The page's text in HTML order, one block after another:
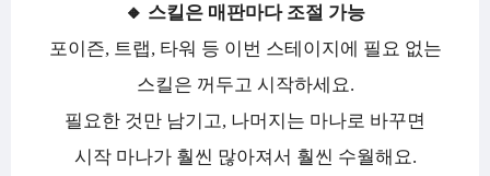
🔸 스킬은 매판마다 조절 가능
포이즌, 트랩, 타워 등 이번 스테이지에 필요 없는
스킬은 꺼두고 시작하세요.
필요한 것만 남기고, 나머지는 마나로 바꾸면
시작 마나가 훨씬 많아져서 훨씬 수월해요.